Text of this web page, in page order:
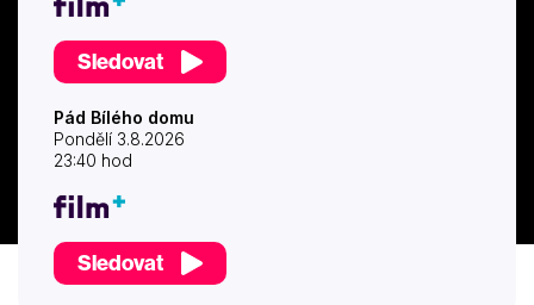
Sledovat
Pád Bílého domu
Pondělí 3.8.2026
23:40 hod
Sledovat